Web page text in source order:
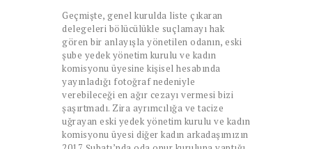
Geçmişte, genel kurulda liste çıkaran
delegeleri bölücülükle suçlamayı hak
gören bir anlayışla yönetilen odanın, eski
şube yedek yönetim kurulu ve kadın
komisyonu üyesine kişisel hesabında
yayınladığı fotoğraf nedeniyle
verebileceği en ağır cezayı vermesi bizi
şaşırtmadı. Zira ayrımcılığa ve tacize
uğrayan eski yedek yönetim kurulu ve kadın
komisyonu üyesi diğer kadın arkadaşımızın